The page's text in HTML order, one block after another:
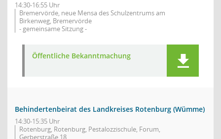
14:30-16:55 Uhr
Bremervörde, neue Mensa des Schulzentrums am
Birkenweg, Bremervörde
- gemeinsame Sitzung -
Öffentliche Bekanntmachung
Behindertenbeirat des Landkreises Rotenburg (Wümme)
14:30-15:35 Uhr
Rotenburg, Rotenburg, Pestalozzischule, Forum,
Gerberstraße 18